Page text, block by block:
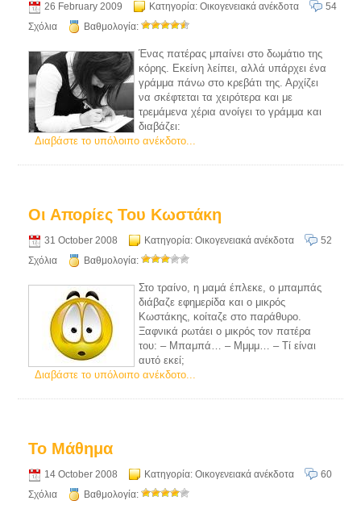
26 February 2009 Κατηγορία:Οικογενειακά ανέκδοτα
54
Σχόλια
Βαθμολογία:
Ένας πατέρας μπαίνει στο δωμάτιο της
κόρης. Εκείνη λείπει, αλλά υπάρχει ένα
γράμμα πάνω στο κρεβάτι της. Αρχίζει
να σκέφτεται τα χειρότερα και με
τρεμάμενα χέρια ανοίγει το γράμμα και
διαβάζει:
Διαβάστε το υπόλοιπο ανέκδοτο...
Οι Απορίες Του Κωστάκη
31 October 2008 Κατηγορία:Οικογενειακά ανέκδοτα
52
Σχόλια
Βαθμολογία:
Στο τραίνο, η μαμά έπλεκε, ο μπαμπάς
διάβαζε εφημερίδα και ο μικρός
Κωστάκης, κοίταζε στο παράθυρο.
Ξαφνικά ρωτάει ο μικρός τον πατέρα
του: – Μπαμπά… – Μμμμ… – Τί είναι
αυτό εκεί;
Διαβάστε το υπόλοιπο ανέκδοτο...
Το Μάθημα
14 October 2008 Κατηγορία:Οικογενειακά ανέκδοτα
60
Σχόλια
Βαθμολογία: